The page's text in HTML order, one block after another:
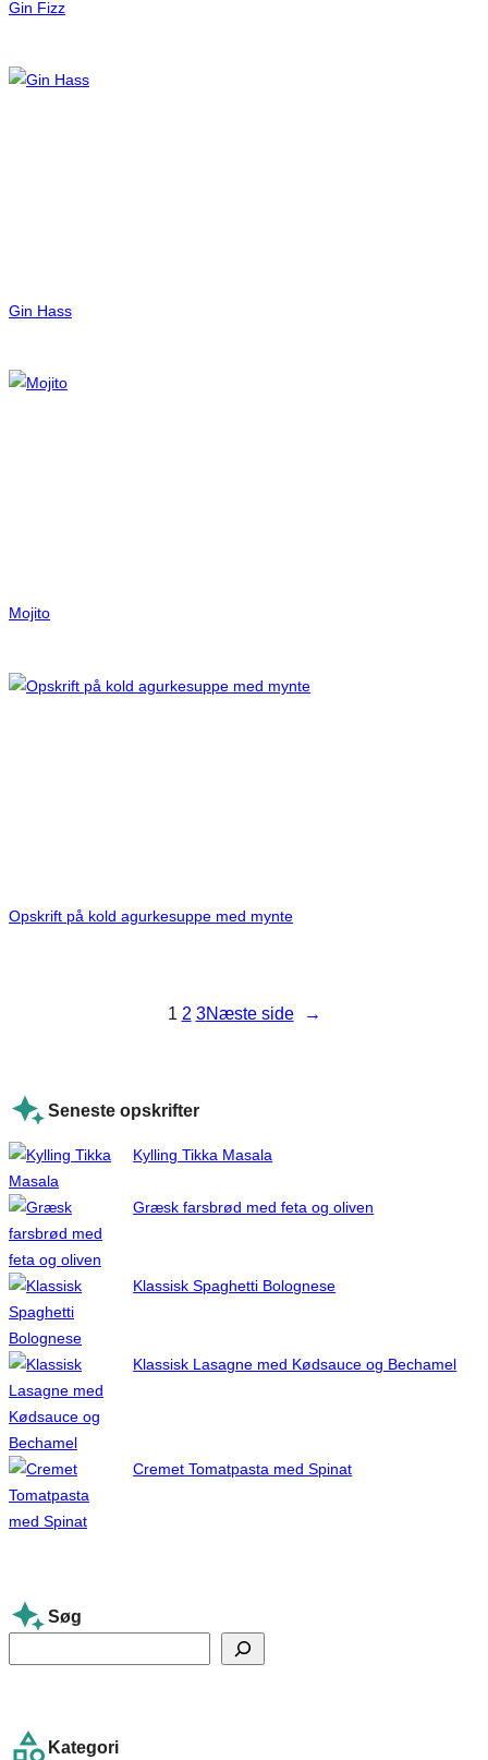
Gin Fizz
Gin Hass
Mojito
Opskrift på kold agurkesuppe med mynte
1 2 3Næste side →
Seneste opskrifter
Kylling Tikka Masala
Græsk farsbrød med feta og oliven
Klassisk Spaghetti Bolognese
Klassisk Lasagne med Kødsauce og Bechamel
Cremet Tomatpasta med Spinat
Søg
e
c
Kategori